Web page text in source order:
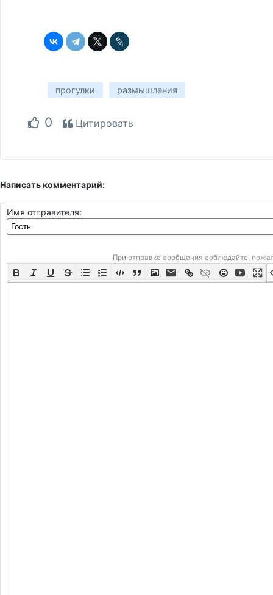
прогулки размышления
0 Цитировать
Написать комментарий:
Имя отправителя:
При отправке сообщения соблюдайте,